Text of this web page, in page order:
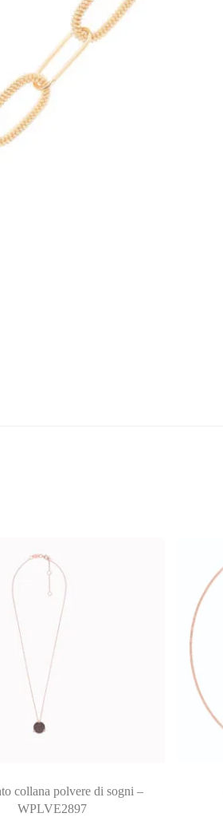
collana polvere di sogni –
WPLVE2897